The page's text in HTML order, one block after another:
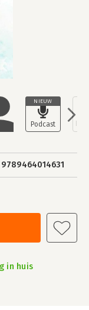
NIEUW
9789464014631
in huis